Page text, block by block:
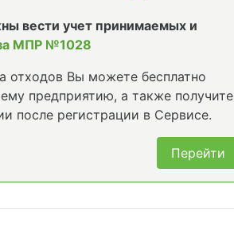
вести учет принимаемых и
МПР №1028
отходов Вы можете бесплатно
предприятию, а также получите
после регистрации в Сервисе.
Перейти